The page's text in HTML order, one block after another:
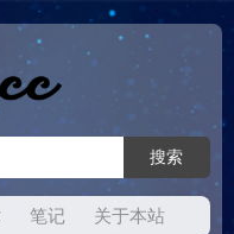
笔记 关于本站